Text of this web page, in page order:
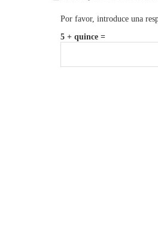
Por favor, introduce una
5 + quince =